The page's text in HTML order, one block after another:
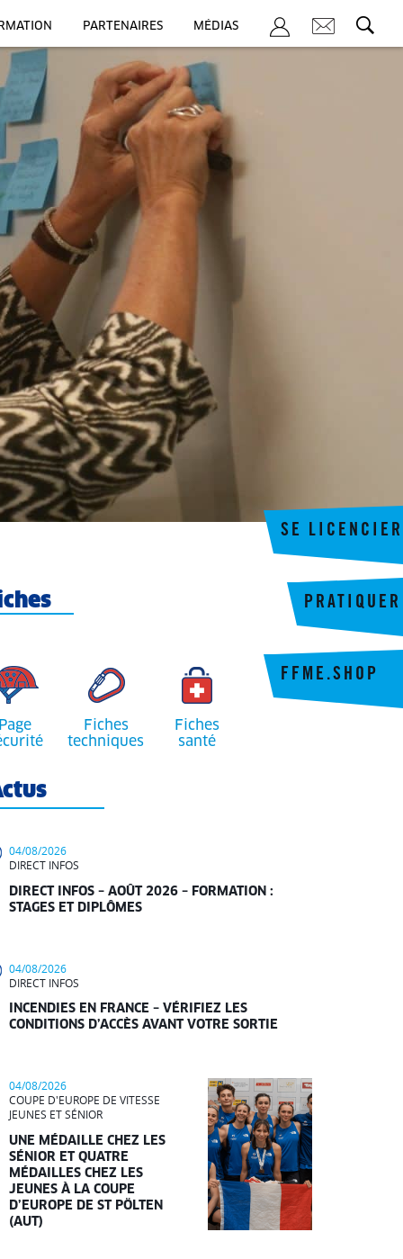
PARTENAIRES MÉDIAS
SE LICENCIER
FFME.SHOP
PRATIQUER
Fiches
techniques
Fiches
santé
04/08/2026
DIRECT INFOS
DIRECT INFOS – AOÛT 2026 – FORMATION :
STAGES ET DIPLÔMES
04/08/2026
DIRECT INFOS
INCENDIES EN FRANCE – VÉRIFIEZ LES
CONDITIONS D’ACCÈS AVANT VOTRE SORTIE
04/08/2026
COUPE D'EUROPE DE VITESSE
JEUNES ET SÉNIOR
UNE MÉDAILLE CHEZ LES
SÉNIOR ET QUATRE
MÉDAILLES CHEZ LES
JEUNES À LA COUPE
D’EUROPE DE ST PÖLTEN
(AUT)